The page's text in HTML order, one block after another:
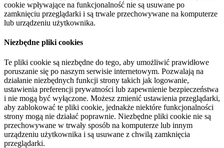
cookie wpływające na funkcjonalność nie są usuwane po
zamknięciu przeglądarki i są trwale przechowywane na komputerze
lub urządzeniu użytkownika.
Niezbędne pliki cookies
Te pliki cookie są niezbędne do tego, aby umożliwić prawidłowe
poruszanie się po naszym serwisie internetowym. Pozwalają na
działanie niezbędnych funkcji strony takich jak logowanie,
ustawienia preferencji prywatności lub zapewnienie bezpieczeństwa
i nie mogą być wyłączone. Możesz zmienić ustawienia przeglądarki,
aby zablokować te pliki cookie, jednakże niektóre funkcjonalności
strony mogą nie działać poprawnie. Niezbędne pliki cookie nie są
przechowywane w trwały sposób na komputerze lub innym
urządzeniu użytkownika i są usuwane z chwilą zamknięcia
przeglądarki.